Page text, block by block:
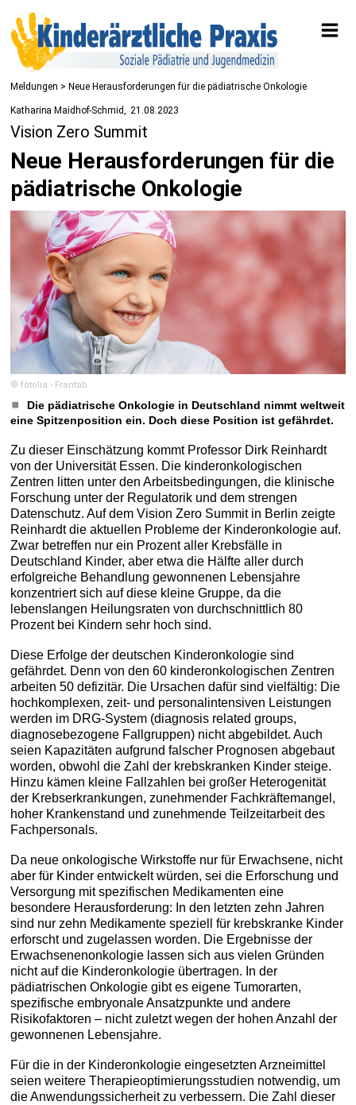
Meldungen > Neue Herausforderungen für die pädiatrische Onkologie
Katharina Maidhof-Schmid 21.08.2023
Vision Zero Summit
Neue Herausforderungen für die
pädiatrische Onkologie
© fotolia - Frantab
Die pädiatrische Onkologie in Deutschland nimmt weltweit
eine Spitzenposition ein. Doch diese Position ist gefährdet.
Zu dieser Einschätzung kommt Professor Dirk Reinhardt
von der Universität Essen. Die kinderonkologischen
Zentren litten unter den Arbeitsbedingungen, die klinische
Forschung unter der Regulatorik und dem strengen
Datenschutz. Auf dem Vision Zero Summit in Berlin zeigte
Reinhardt die aktuellen Probleme der Kinderonkologie auf.
Zwar betreffen nur ein Prozent aller Krebsfälle in
Deutschland Kinder, aber etwa die Hälfte aller durch
erfolgreiche Behandlung gewonnenen Lebensjahre
konzentriert sich auf diese kleine Gruppe, da die
lebenslangen Heilungsraten von durchschnittlich 80
Prozent bei Kindern sehr hoch sind.
Diese Erfolge der deutschen Kinderonkologie sind
gefährdet. Denn von den 60 kinderonkologischen Zentren
arbeiten 50 defizitär. Die Ursachen dafür sind vielfältig: Die
hochkomplexen, zeit- und personalintensiven Leistungen
werden im DRG-System (diagnosis related groups,
diagnosebezogene Fallgruppen) nicht abgebildet. Auch
seien Kapazitäten aufgrund falscher Prognosen abgebaut
worden, obwohl die Zahl der krebskranken Kinder steige.
Hinzu kämen kleine Fallzahlen bei großer Heterogenität
der Krebserkrankungen, zunehmender Fachkräftemangel,
hoher Krankenstand und zunehmende Teilzeitarbeit des
Fachpersonals.
Da neue onkologische Wirkstoffe nur für Erwachsene, nicht
aber für Kinder entwickelt würden, sei die Erforschung und
Versorgung mit spezifischen Medikamenten eine
besondere Herausforderung: In den letzten zehn Jahren
sind nur zehn Medikamente speziell für krebskranke Kinder
erforscht und zugelassen worden. Die Ergebnisse der
Erwachsenenonkologie lassen sich aus vielen Gründen
nicht auf die Kinderonkologie übertragen. In der
pädiatrischen Onkologie gibt es eigene Tumorarten,
spezifische embryonale Ansatzpunkte und andere
Risikofaktoren – nicht zuletzt wegen der hohen Anzahl der
gewonnenen Lebensjahre.
Für die in der Kinderonkologie eingesetzten Arzneimittel
seien weitere Therapieoptimierungsstudien notwendig, um
die Anwendungssicherheit zu verbessern. Die Zahl dieser